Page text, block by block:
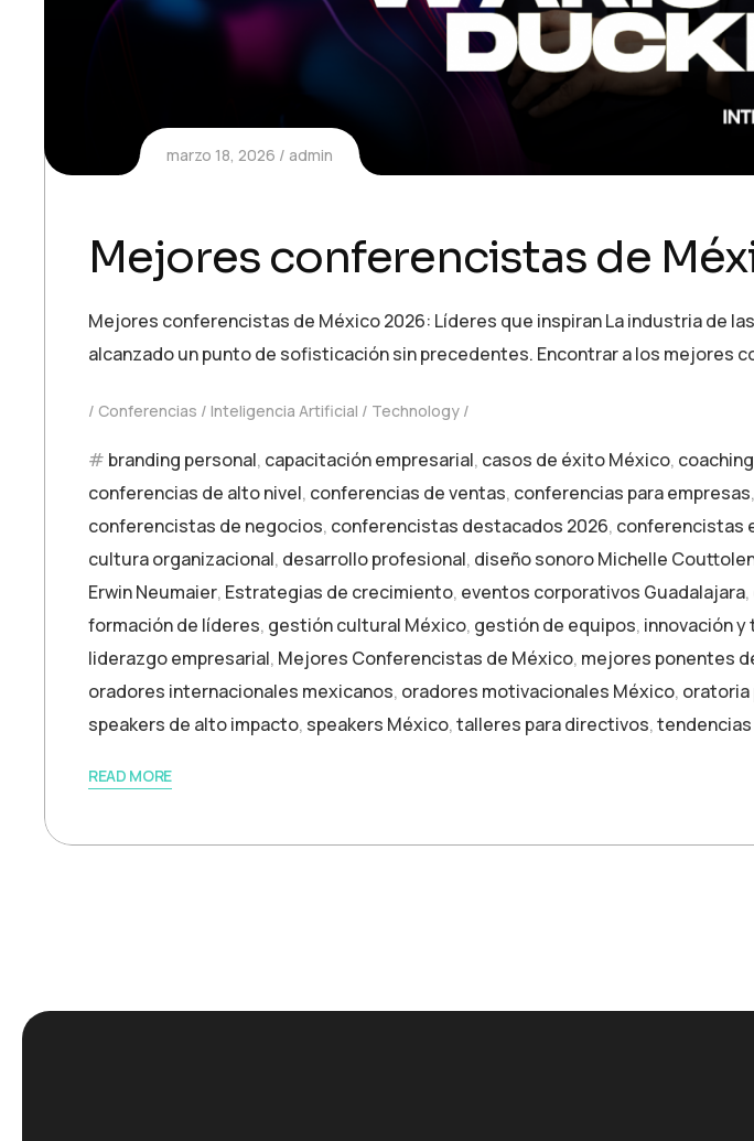
marzo 18, 2026 admin
Mejores conferencistas de
Mejores conferencistas de México 2026: Líderes que inspiran La industria de
alcanzado un punto de sofisticación sin precedentes. Encontrar a los mejores
Conferencias Inteligencia Artificial Technology
branding personal, capacitación empresarial, casos de éxito México,
conferencias de alto nivel, conferencias de ventas, conferencias para empresas,
conferencistas de negocios, conferencistas destacados 2026, conferencistas
cultura organizacional, desarrollo profesional, diseño sonoro Michelle
Erwin Neumaier, Estrategias de crecimiento, eventos corporativos Guadalajara,
formación de líderes, gestión cultural México, gestión de equipos, innovación
liderazgo empresarial, Mejores Conferencistas de México, mejores ponentes
oradores internacionales mexicanos, oradores motivacionales México, oratoria
speakers de alto impacto, speakers México,talleres para directivos,
READ MORE